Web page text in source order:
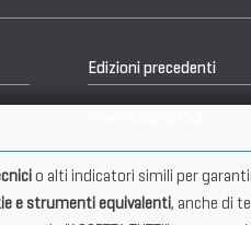
Edizioni precedenti
o alti indicatori simili per
e strumenti equivalenti, anche di